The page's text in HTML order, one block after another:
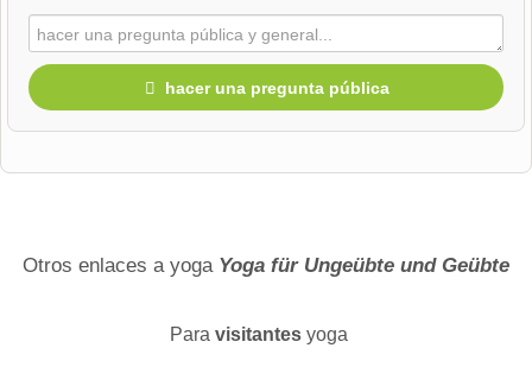
hacer una pregunta pública
La direccion de correo no sera publicada)
Otros enlaces a yoga Yoga für Ungeübte und Geübte
Para visitantes yoga